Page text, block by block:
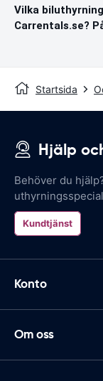
Vilka
Carrentals.se?
Startsida
Hjälp
Behöver du
Kundtjänst
Konto
Om oss